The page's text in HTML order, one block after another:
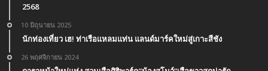
2568
10 มิถุนายน 2025
นักท่องเที่ยว เฮ! ท่าเรือแหลมแท่น แลนด์มาร์คใหม่สู่เกาะสีชัง
26 พฤศจิกายน 2024